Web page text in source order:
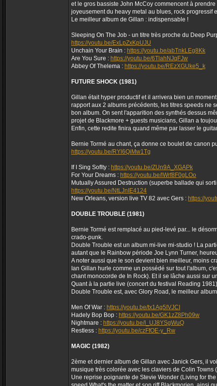
et le gros bassiste John McCoy commencent à
joyeusement du heavy metal au blues, rock progressif
Le meilleur album de Gillan : indispensable !
Sleeping On The Job - un titre très proche du Deep
https://youtu.be/ExLpZxKpUJU
Unchain Your Brain : https://youtu.be/abTnkLEg8Kk
Are You Sure : https://youtu.be/6TlahNJqFJw
Abbey Of Thelema : https://youtu.be/REzXGUke5_k
FUTURE SHOCK (1981)
Gillan était hyper productif et il arrivera bien un
rapport aux 2 albums précédents, les titres speeds ne
bon album. On sent l'apparition des synthés dessus
projet de Blackmore + guests musicians, Gillan a
Enfin, cette redite finira quand même par lasser le
Bernie Tormé au chant, ça donne ce boulet de canon
https://youtu.be/RYl6QiMw1Tg
If I Sing Soflty : https://youtu.be/ZUn9A_XGAPk
For Your Dreams : https://youtu.be/lWrf8F0gLOo
Mutually Assured Destruction (superbe ballade qui
https://youtu.be/NtLJnIE4124
New Orleans, version live TV 82 avec Gers : https://
DOUBLE TROUBLE (1981)
Bernie Tormé est remplacé au pied-levé par... le
crado-punk.
Double Trouble est un album mi-live mi-studio ! La
autant que le Rainbow période Joe Lynn Turner,
A noter aussi que le son devient bien meilleur, moins
Ian Gillan hurle comme un possédé sur tout l'album,
chant monocorde de In Rock). Et il se lâche aussi sur
Quant à la partie live (concert du festival Reading
Double Trouble est, avec Glory Road, le meilleur
Men Of War : https://youtu.be/tx1Ag5IVJCI
Hadely Bop Bop : https://youtu.be/GK1zZ8Ph09w
Nightmare : https://youtu.be/I_UJ8YSgWuQ
Restless : https://youtu.be/czFfOE-y_Rw
MAGIC (1982)
2ème et dernier album de Gillan avec Janick Gers, il
musique très colorée avec les claviers de Colin
Une reprise poignante de Stevie Wonder (Living for